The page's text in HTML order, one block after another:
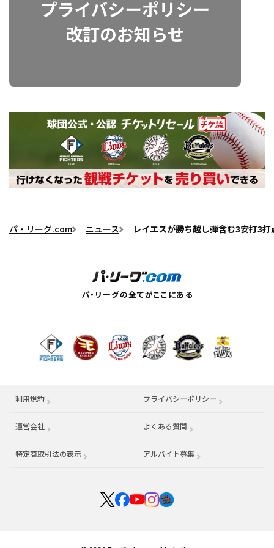
パ・リーグ.com ニュース レイエスが勝ち越し弾含む3安打3
利用規約 プライバシーポリシー
運営会社 （別ウィンドウで開く） よくある質問
特定商取引法の表示 アルバイト募集 （別ウィンドウで開く